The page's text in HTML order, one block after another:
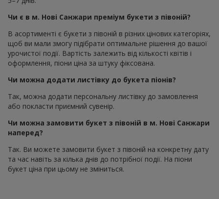
Чи є в м. Нові Санжари преміум букети з півоній?
В асортименті є букети з півоній в різних цінових категоріях,
щоб ви мали змогу підібрати оптимальне рішення до вашої
урочистої події. Вартість залежить від кількості квітів і
оформлення, піони ціна за штуку фіксована.
Чи можна додати листівку до букета піонів?
Так, можна додати персональну листівку до замовлення
або покласти приємний сувенір.
Чи можна замовити букет з півоній в м. Нові Санжари
наперед?
Так. Ви можете замовити букет з півоній на конкретну дату
та час навіть за кілька днів до потрібної події. На піони
букет ціна при цьому не зміниться.